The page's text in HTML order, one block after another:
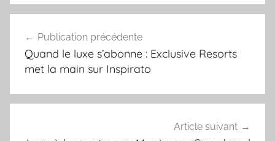
de
l’article
Publication précédente
Quand le luxe s’abonne : Exclusive Resorts
met la main sur Inspirato
Article suivant